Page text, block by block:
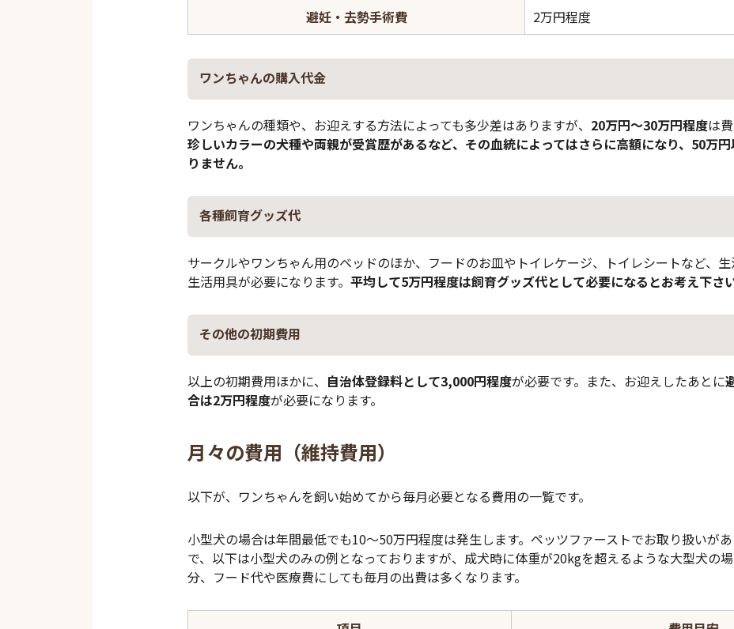
避妊・去勢手術費
2万円程度
ワンちゃんの購入代金
ワンちゃんの種類や、お迎えする方法によっても多少差はありますが、 20万円～30万円程度は
珍しいカラーの犬種や両親が受賞歴があるなど、その血統によってはさらに高額になり、50万
りません。
各種飼育グッズ代
サークルやワンちゃん用のベッドのほか、フードのお皿やトイレケージ、トイレシートなど、
生活用具が必要になります。 平均して5万円程度は飼育グッズ代として必要になるとお考え下さい
その他の初期費用
以上の初期費用ほかに、 自治体登録料として3,000円程度が必要です。また、お迎えしたあとに
合は2万円程度が必要になります。
月々の費用（維持費用）
以下が、ワンちゃんを飼い始めてから毎月必要となる費用の一覧です。
小型犬の場合は年間最低でも10～50万円程度は発生します。ペッツファーストでお取り扱いが
で、以下は小型犬のみの例となっておりますが、成犬時に体重が20kgを超えるような大型犬の
分、フード代や医療費にしても毎月の出費は多くなります。